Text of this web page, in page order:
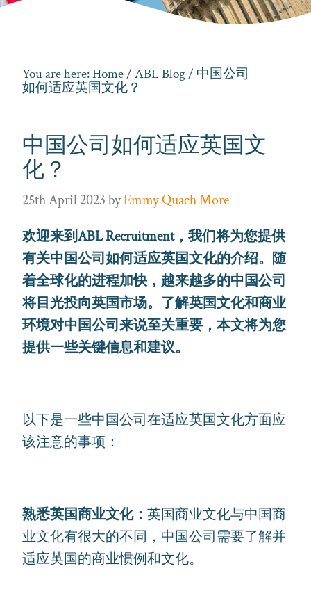
You are here:Home/ ABL Blog/ 中国公司
如何适应英国文化？
中国公司如何适应英国文
化？
25th April 2023byEmmy Quach More
欢迎来到ABL Recruitment，我们将为您提供
有关中国公司如何适应英国文化的介绍。随
着全球化的进程加快，越来越多的中国公司
将目光投向英国市场。了解英国文化和商业
环境对中国公司来说至关重要，本文将为您
提供一些关键信息和建议。
以下是一些中国公司在适应英国文化方面应
该注意的事项：
熟悉英国商业文化： 英国商业文化与中国商
业文化有很大的不同，中国公司需要了解并
适应英国的商业惯例和文化。